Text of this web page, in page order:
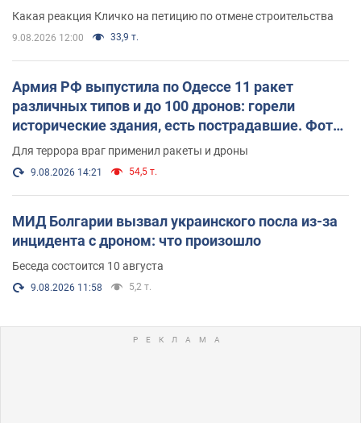
Какая реакция Кличко на петицию по отмене строительства
9.08.2026 12:00 33,9 т.
Армия РФ выпустила по Одессе 11 ракет
различных типов и до 100 дронов: горели
исторические здания, есть пострадавшие. Фото
и видео
Для террора враг применил ракеты и дроны
9.08.2026 14:21 54,5 т.
МИД Болгарии вызвал украинского посла из-за
инцидента с дроном: что произошло
Беседа состоится 10 августа
9.08.2026 11:58 5,2 т.